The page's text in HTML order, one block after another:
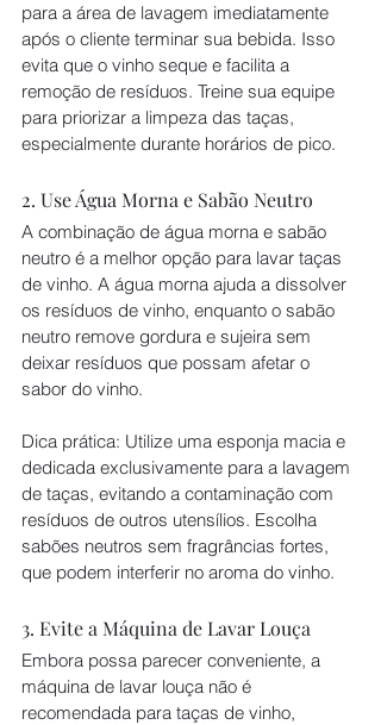
para a área de lavagem imediatamente
após o cliente terminar sua bebida. Isso
evita que o vinho seque e facilita a
remoção de resíduos. Treine sua equipe
para priorizar a limpeza das taças,
especialmente durante horários de pico.
2. Use Água Morna e Sabão Neutro
A combinação de água morna e sabão
neutro é a melhor opção para lavar taças
de vinho. A água morna ajuda a dissolver
os resíduos de vinho, enquanto o sabão
neutro remove gordura e sujeira sem
deixar resíduos que possam afetar o
sabor do vinho.
Dica prática: Utilize uma esponja macia e
dedicada exclusivamente para a lavagem
de taças, evitando a contaminação com
resíduos de outros utensílios. Escolha
sabões neutros sem fragrâncias fortes,
que podem interferir no aroma do vinho.
3. Evite a Máquina de Lavar Louça
Embora possa parecer conveniente, a
máquina de lavar louça não é
recomendada para taças de vinho,